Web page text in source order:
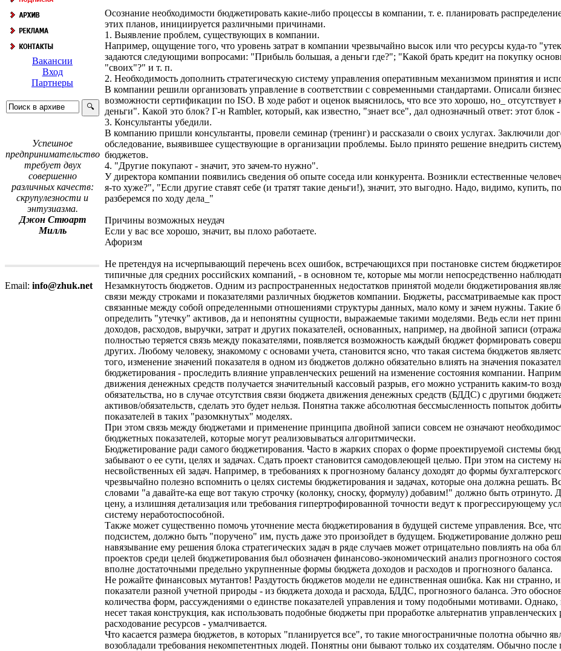
Вакансии
Вход
Партнеры
Успешное
предпринимательство
требует двух
совершенно
различных качеств:
скрупулезности и
энтузиазма.
Джон Стюарт
Милль
Email: info@zhuk.net
Осознание необходимости бюджетировать какие-либо процессы в компании, т. е. планировать
этих планов, инициируется различными причинами.
1. Выявление проблем, существующих в компании.
Например, ощущение того, что уровень затрат в компании чрезвычайно высок или что ресурсы куда-то
задаются следующими вопросами: "Прибыль большая, а деньги где?"; "Какой брать кредит на покупку
"своих"?" и т. п.
2. Необходимость дополнить стратегическую систему управления оперативным механизмом принятия и
В компании решили организовать управление в соответствии с современными стандартами. Описали
возможности сертификации по ISO. В ходе работ и оценок выяснилось, что все это хорошо, но_ отсутствует
деньги". Какой это блок? Г-н Rambler, который, как известно, "знает все", дал однозначный ответ: этот блок
3. Консультанты убедили.
В компанию пришли консультанты, провели семинар (тренинг) и рассказали о своих услугах. Заключили
обследование, выявившее существующие в организации проблемы. Было принято решение внедрить
бюджетов.
4. "Другие покупают - значит, это зачем-то нужно".
У директора компании появились сведения об опыте соседа или конкурента. Возникли естественные
я-то хуже?", "Если другие ставят себе (и тратят такие деньги!), значит, это выгодно. Надо, видимо, купить,
разберемся по ходу дела_"
Причины возможных неудач
Если у вас все хорошо, значит, вы плохо работаете.
Афоризм
Не претендуя на исчерпывающий перечень всех ошибок, встречающихся при постановке систем
типичные для средних российских компаний, - в основном те, которые мы могли непосредственно
Незамкнутость бюджетов. Одним из распространенных недостатков принятой модели бюджетирования
связи между строками и показателями различных бюджетов компании. Бюджеты, рассматриваемые как
связанные между собой определенными отношениями структуры данных, мало кому и зачем нужны. Такие
определить "утечку" активов, да и непонятны сущности, выражаемые такими моделями. Ведь если нет
доходов, расходов, выручки, затрат и других показателей, основанных, например, на двойной записи
полностью теряется связь между показателями, появляется возможность каждый бюджет формировать
других. Любому человеку, знакомому с основами учета, становится ясно, что такая система бюджетов
того, изменение значений показателя в одном из бюджетов должно обязательно влиять на значения
бюджетирования - проследить влияние управленческих решений на изменение состояния компании.
движения денежных средств получается значительный кассовый разрыв, его можно устранить каким-то
обязательства, но в случае отсутствия связи бюджета движения денежных средств (БДДС) с другими
активов/обязательств, сделать это будет нельзя. Понятна также абсолютная бессмысленность попыток
показателей в таких "разомкнутых" моделях.
При этом связь между бюджетами и применение принципа двойной записи совсем не означают
бюджетных показателей, которые могут реализовываться алгоритмически.
Бюджетирование ради самого бюджетирования. Часто в жарких спорах о форме проектируемой системы
забывают о ее сути, целях и задачах. Сдать проект становится самодовлеющей целью. При этом на систему
несвойственных ей задач. Например, в требованиях к прогнозному балансу доходят до формы
чрезвычайно полезно вспомнить о целях системы бюджетирования и задачах, которые она должна решать.
словами "а давайте-ка еще вот такую строчку (колонку, сноску, формулу) добавим!" должно быть отринуто.
цену, а излишняя детализация или требования гипертрофированной точности ведут к прогрессирующему
систему неработоспособной.
Также может существенно помочь уточнение места бюджетирования в будущей системе управления. Все,
подсистем, должно быть "поручено" им, пусть даже это произойдет в будущем. Бюджетирование должно
навязывание ему решения блока стратегических задач в ряде случаев может отрицательно повлиять на оба
проектов среди целей бюджетирования был обозначен финансово-экономический анализ прогнозного
вполне достаточными предельно укрупненные формы бюджета доходов и расходов и прогнозного баланса.
Не рожайте финансовых мутантов! Раздутость бюджетов модели не единственная ошибка. Как ни странно,
показатели разной учетной природы - из бюджета дохода и расхода, БДДС, прогнозного баланса. Это
количества форм, рассуждениями о единстве показателей управления и тому подобными мотивами.
несет такая конструкция, как использовать подобные бюджеты при проработке альтернатив
расходование ресурсов - умалчивается.
Что касается размера бюджетов, в которых "планируется все", то такие многостраничные полотна обычно
возобладали требования некомпетентных людей. Понятны они бывают только их создателям. Обычно после